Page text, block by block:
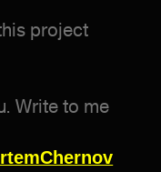
project
Write to me